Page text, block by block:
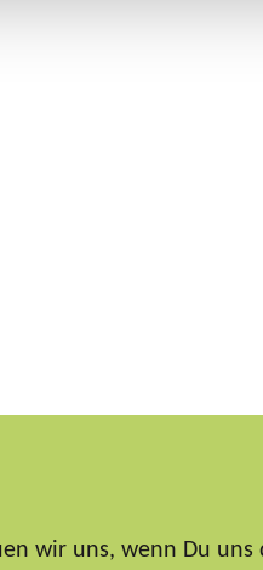
wir uns, wenn Du